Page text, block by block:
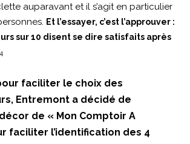
auparavant et il s’agit en particulier
Et l’essayer, c’est l’approuver :
sur 10 disent se dire satisfaits après
4
faciliter le choix des
Entremont a décidé de
de « Mon Comptoir A
faciliter l’identification des 4